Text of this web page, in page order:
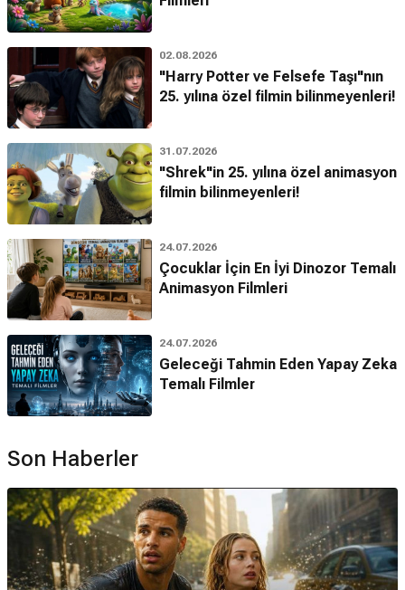
02.08.2026
"Harry Potter ve Felsefe Taşı"nın
25. yılına özel filmin bilinmeyenleri!
31.07.2026
"Shrek"in 25. yılına özel animasyon
filmin bilinmeyenleri!
24.07.2026
Çocuklar İçin En İyi Dinozor Temalı
Animasyon Filmleri
24.07.2026
Geleceği Tahmin Eden Yapay Zeka
Temalı Filmler
Son Haberler